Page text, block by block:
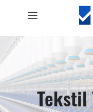
Tekstil